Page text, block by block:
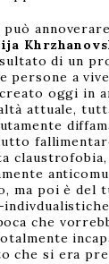
annoverare
di un
persone a
oggi in
attuale,
ma poi è del
che
che si era